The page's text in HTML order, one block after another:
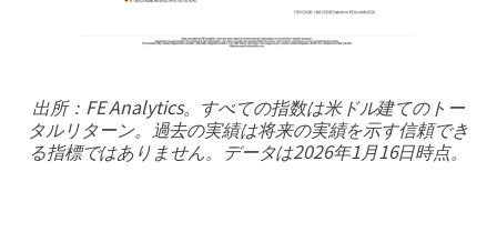
出所：FE Analytics。すべての指数は米ドル建てのトー
タルリターン。過去の実績は将来の実績を示す信頼でき
る指標ではありません。データは2026年1月16日時点。